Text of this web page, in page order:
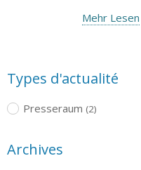
Mehr Lesen
Types d'actualité
Presseraum (2)
Archives